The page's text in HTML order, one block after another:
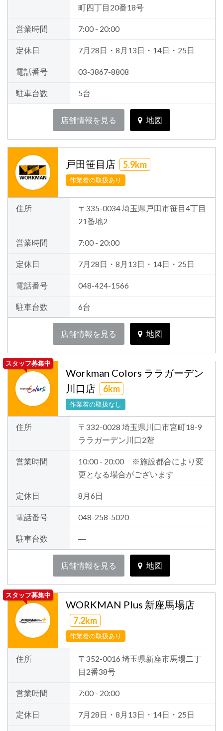
町四丁目20番18号
営業時間 7:00 - 20:00
定休日 7月28日・8月13日・14日・25日
電話番号 03-3867-8808
駐車台数 5台
店舗情報を見る 地図
戸田笹目店 5.9km
作業着の取扱あり
住所
〒335-0034 埼玉県戸田市笹目4丁目
21番地2
営業時間 7:00 - 20:00
定休日 7月28日・8月13日・14日・25日
電話番号 048-424-1566
駐車台数 6台
店舗情報を見る 地図
スタッフ募集中
Workman Colors ララガーデン
川口店
6km
作業着の取扱なし
住所
〒332-0028 埼玉県川口市宮町18-9
ララガーデン川口2階
営業時間
10:00 - 20:00 ※施設都合により変
更となる場合がございます
定休日 8月6日
電話番号 048-258-5020
駐車台数 ―
店舗情報を見る 地図
スタッフ募集中
WORKMAN Plus 新座馬場店
7.2km
作業着の取扱あり
住所
〒352-0016 埼玉県新座市馬場二丁
目2番38号
営業時間 7:00 - 20:00
定休日 7月28日・8月13日・14日・25日